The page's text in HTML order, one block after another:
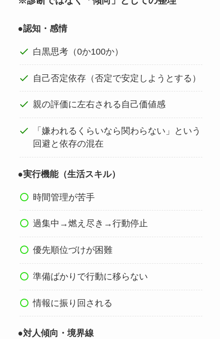
●認知・感情
白黒思考（0か100か）
自己否定依存（否定で安定しようとする）
親の評価に左右される自己価値感
「嫌われるくらいなら関わらない」という
回避と依存の混在
●実行機能（生活スキル）
時間管理が苦手
過集中→燃え尽き→行動停止
優先順位づけが困難
準備ばかりで行動に移らない
情報に振り回される
●対人傾向・境界線